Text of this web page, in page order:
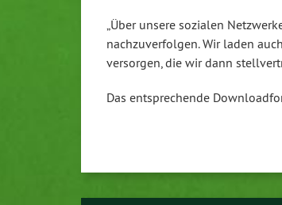
„Über unsere sozialen
nachzuverfolgen. Wir laden
versorgen, die wir dann
Das entsprechende